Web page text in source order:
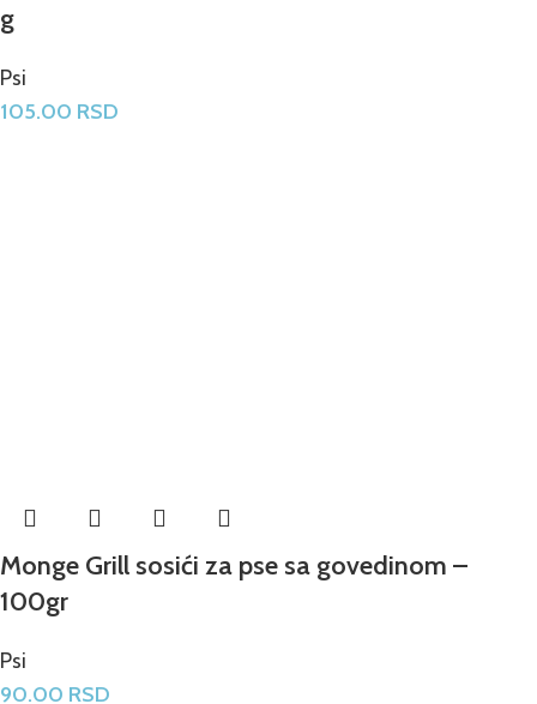
g
Psi
105.00 RSD
Monge Grill sosići za pse sa govedinom –
100gr
Psi
90.00 RSD